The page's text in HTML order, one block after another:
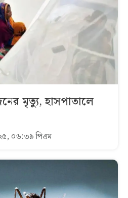
মৃত্যু, হাসপাতালে
০৬:৩৯ পিএম